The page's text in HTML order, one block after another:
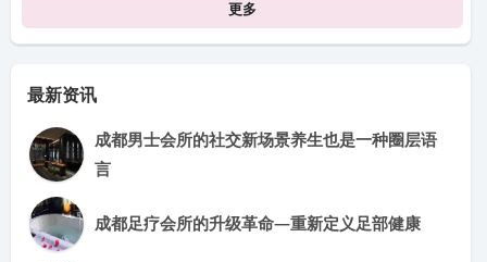
更多
最新资讯
成都男士会所的社交新场景养生也是一种圈层语
言
成都足疗会所的升级革命—重新定义足部健康